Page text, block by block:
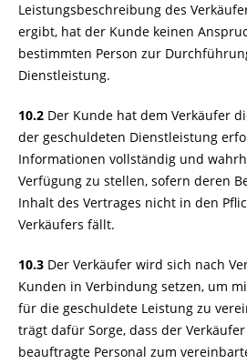
Leistungsbeschreibung des
ergibt, hat der Kunde keinen
bestimmten Person zur
Dienstleistung.
10.2 Der Kunde hat dem Verkäufer
der geschuldeten Dienstleistung
Informationen vollständig und
Verfügung zu stellen, sofern deren
Inhalt des Vertrages nicht in den
Verkäufers fällt.
10.3 Der Verkäufer wird sich nach
Kunden in Verbindung setzen, um
für die geschuldete Leistung zu
trägt dafür Sorge, dass der
beauftragte Personal zum